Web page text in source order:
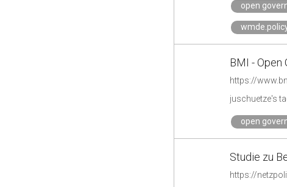
open
BMI - Open
https://
juschuetze's
open
Studie zu
https://